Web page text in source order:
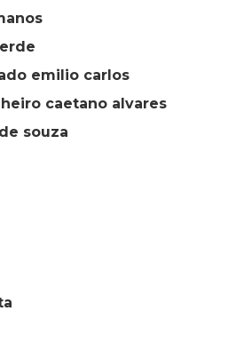
emilio carlos
caetano alvares
souza